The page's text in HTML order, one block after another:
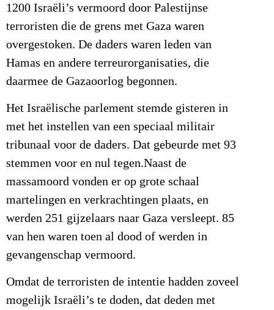
1200 Israëli’s vermoord door Palestijnse
terroristen die de grens met Gaza waren
overgestoken. De daders waren leden van
Hamas en andere terreurorganisaties, die
daarmee de Gazaoorlog begonnen.
Het Israëlische parlement stemde gisteren in
met het instellen van een speciaal militair
tribunaal voor de daders. Dat gebeurde met 93
stemmen voor en nul tegen.Naast de
massamoord vonden er op grote schaal
martelingen en verkrachtingen plaats, en
werden 251 gijzelaars naar Gaza versleept. 85
van hen waren toen al dood of werden in
gevangenschap vermoord.
Omdat de terroristen de intentie hadden zoveel
mogelijk Israëli’s te doden, dat deden met